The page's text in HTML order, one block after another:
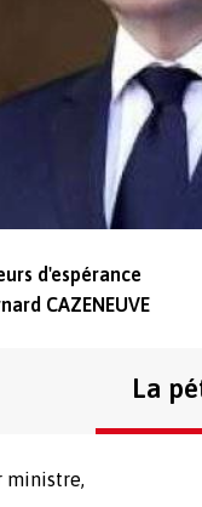
d'espérance
CAZENEUVE
La
ministre,